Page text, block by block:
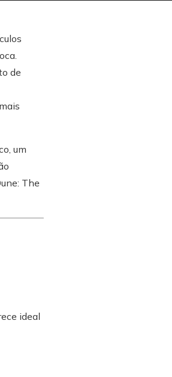
de
um
The
ideal